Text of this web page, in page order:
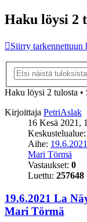
Haku löysi 2
Siirry tarkennettuun
Haku löysi 2 tulosta •
Kirjoittaja PetriAslak
16 Kesä 2021,
Keskustelualue:
Aihe:
Mari Törmä
Vastaukset: 0
Luettu: 257648
19.6.2021 La
Mari Törmä